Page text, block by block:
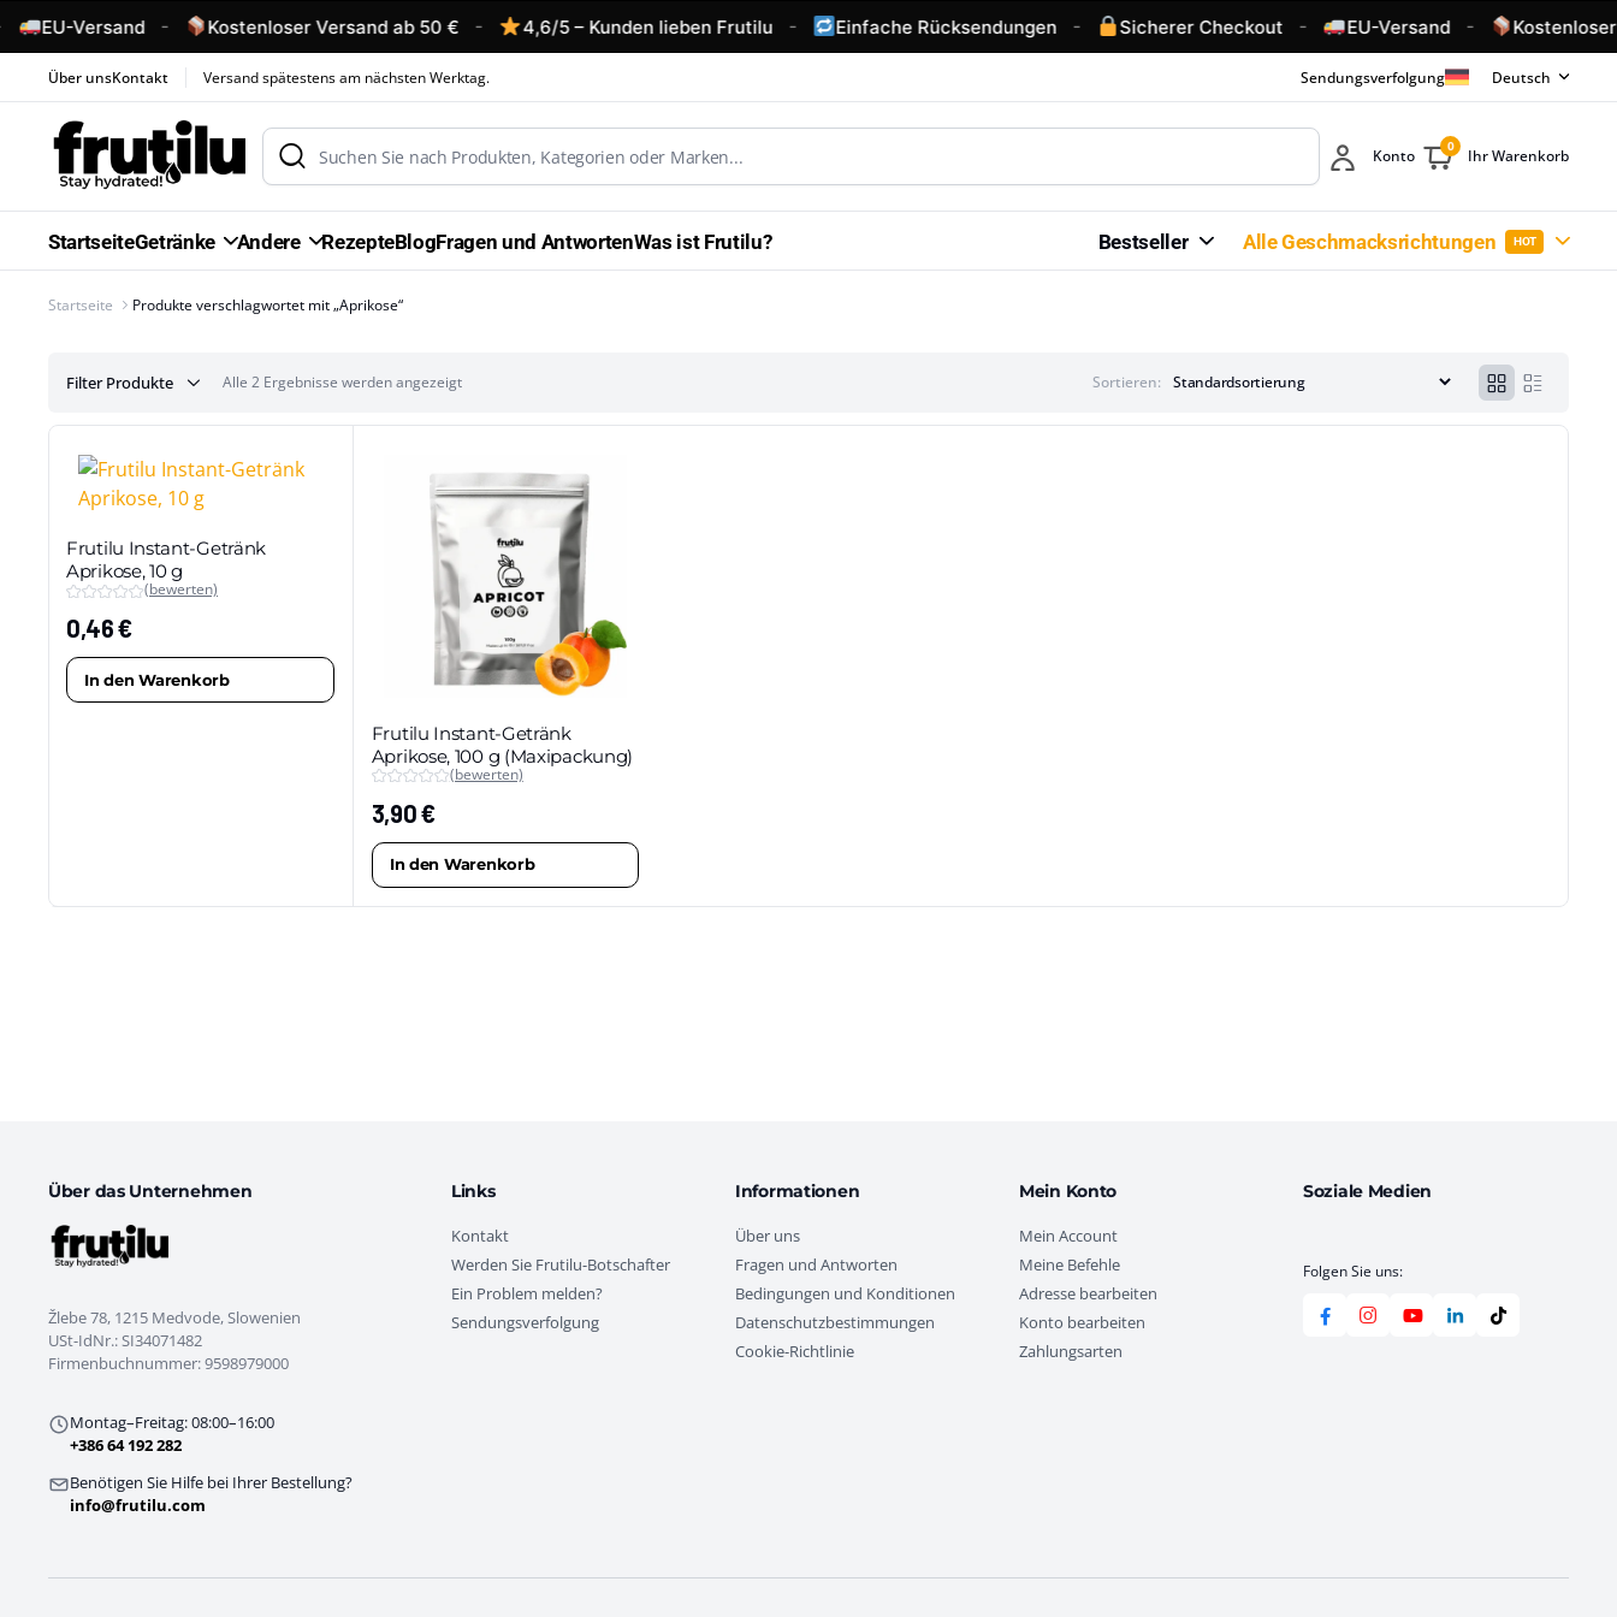
EU-Versand Kostenloser Versand ab 50 € 4,6/5 – Kunden lieben Frutilu Einfache Rücksendungen Sicherer Checkout EU-Versand Kostenloser
Über unsKontakt Versand spätestens am nächsten Werktag. Sendungsverfolgung Deutsch
Konto 0 Ihr Warenkorb
StartseiteGetränke Andere RezepteBlogFragen und AntwortenWas ist Frutilu? Bestseller Alle Geschmacksrichtungen HOT
Startseite Produkte verschlagwortet mit „Aprikose“
Filter Produkte Alle 2 Ergebnisse werden angezeigt Sortieren:
Frutilu Instant-Getränk
Aprikose, 10 g
(bewerten)
0,46€
In den Warenkorb
Frutilu Instant-Getränk
Aprikose, 100 g (Maxipackung)
(bewerten)
3,90€
In den Warenkorb
Über das Unternehmen
Žlebe 78, 1215 Medvode, Slowenien
USt-IdNr.: SI34071482
Firmenbuchnummer: 9598979000
Montag–Freitag: 08:00–16:00
+386 64 192 282
Benötigen Sie Hilfe bei Ihrer Bestellung?
info@frutilu.com
Links
Kontakt
Werden Sie Frutilu-Botschafter
Ein Problem melden?
Sendungsverfolgung
Informationen
Über uns
Fragen und Antworten
Bedingungen und Konditionen
Datenschutzbestimmungen
Cookie-Richtlinie
Mein Konto
Mein Account
Meine Befehle
Adresse bearbeiten
Konto bearbeiten
Zahlungsarten
Soziale Medien
Folgen Sie uns: